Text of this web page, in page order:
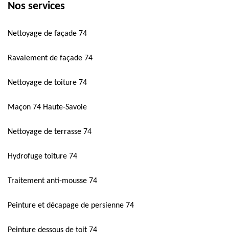
Nos services
Nettoyage de façade 74
Ravalement de façade 74
Nettoyage de toiture 74
Maçon 74 Haute-Savoie
Nettoyage de terrasse 74
Hydrofuge toiture 74
Traitement anti-mousse 74
Peinture et décapage de persienne 74
Peinture dessous de toit 74